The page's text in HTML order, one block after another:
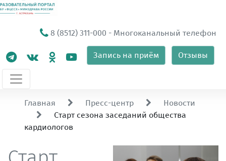
8 (8512) 311-000 - Многоканальный телефон
Запись на приём Отзывы
Главная Пресс-центр
Новости
Старт сезона заседаний общества
кардиологов